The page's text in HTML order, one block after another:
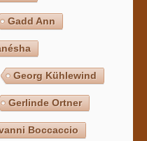
Gadd Ann
Georg Kühlewind
Gerlinde Ortner
Boccaccio